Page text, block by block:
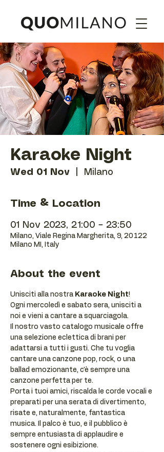
Karaoke Night
Wed 01 Nov Milano
Time & Location
01 Nov 2023, 21:00 – 23:50
Milano, Viale Regina Margherita, 9, 20122
Milano MI, Italy
About the event
Unisciti alla nostra Karaoke Night!
Ogni mercoledì e sabato sera, unisciti a
noi e vieni a cantare a squarciagola.
Il nostro vasto catalogo musicale offre
una selezione eclettica di brani per
adattarsi a tutti i gusti. Che tu voglia
cantare una canzone pop, rock, o una
ballad emozionante, c'è sempre una
canzone perfetta per te.
Porta i tuoi amici, riscalda le corde vocali e
preparati per una serata di divertimento,
risate e, naturalmente, fantastica
musica. Il palco è tuo, e il pubblico è
sempre entusiasta di applaudire e
sostenere ogni esibizione.